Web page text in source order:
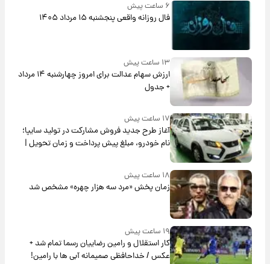
۶ ساعت پیش
فال روزانه واقعی پنجشنبه ۱۵ مرداد ۱۴۰۵
۱۳ ساعت پیش
ارزش سهام عدالت برای امروز چهارشنبه ۱۴ مرداد
+ جدول
۱۷ ساعت پیش
آغاز طرح جدید فروش مشارکت در تولید سایپا؛
نام خودرو، مبلغ پیش پرداخت و زمان تحویل |
سود مشارکت چند درصد است؟
۱۸ ساعت پیش
زمان پخش «مرد سه هزار چهره» مشخص شد
۱۹ ساعت پیش
کار استقلال و رامین رضاییان رسما تمام شد +
عکس / خداحافظی صمیمانه آبی ها با رامین!